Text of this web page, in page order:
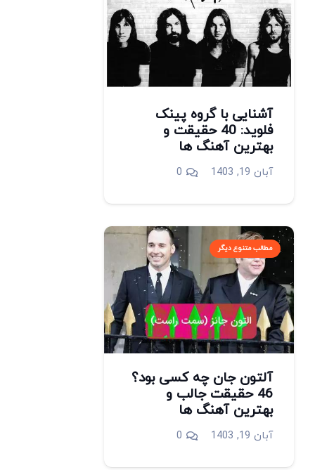
آشنایی با گروه پینک
فلوید: 40 حقیقت و
بهترین آهنگ ها
آبان 19, 1403 0
مطالب متنوع دیگر
آلتون جان چه کسی بود؟
46 حقیقت جالب و
بهترین آهنگ ها
آبان 19, 1403 0